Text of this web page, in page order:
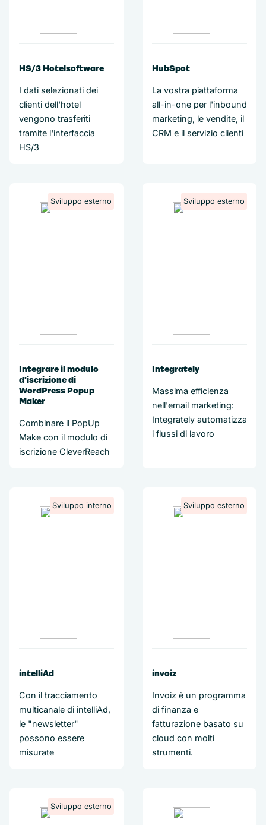
HS/3 Hotelsoftware
I dati selezionati dei
clienti dell'hotel
vengono trasferiti
tramite l'interfaccia
HS/3
HubSpot
La vostra piattaforma
all-in-one per l'inbound
marketing, le vendite, il
CRM e il servizio clienti
Sviluppo esterno
Integrare il modulo
d'iscrizione di
WordPress Popup
Maker
Combinare il PopUp
Make con il modulo di
iscrizione CleverReach
Sviluppo esterno
Integrately
Massima efficienza
nell'email marketing:
Integrately automatizza
i flussi di lavoro
Sviluppo interno
intelliAd
Con il tracciamento
multicanale di intelliAd,
le "newsletter"
possono essere
misurate
Sviluppo esterno
invoiz
Invoiz è un programma
di finanza e
fatturazione basato su
cloud con molti
strumenti.
Sviluppo esterno